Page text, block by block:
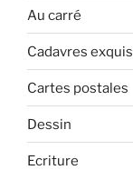
Au carré
Cadavres exquis
Cartes postales
Dessin
Ecriture